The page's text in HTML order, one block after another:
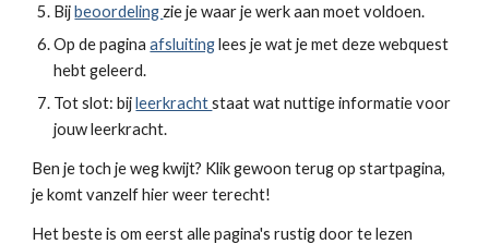
Bijbeoordeling zie je waar je werk aan moet voldoen.
Op de paginaafsluiting lees je wat je met deze webquest
hebt geleerd.
Tot slot: bijleerkrachtstaat wat nuttige informatie voor
jouw leerkracht.
Ben je toch je weg kwijt? Klik gewoon terug op startpagina,
je komt vanzelf hier weer terecht!
Het beste is om eerst alle pagina's rustig door te lezen